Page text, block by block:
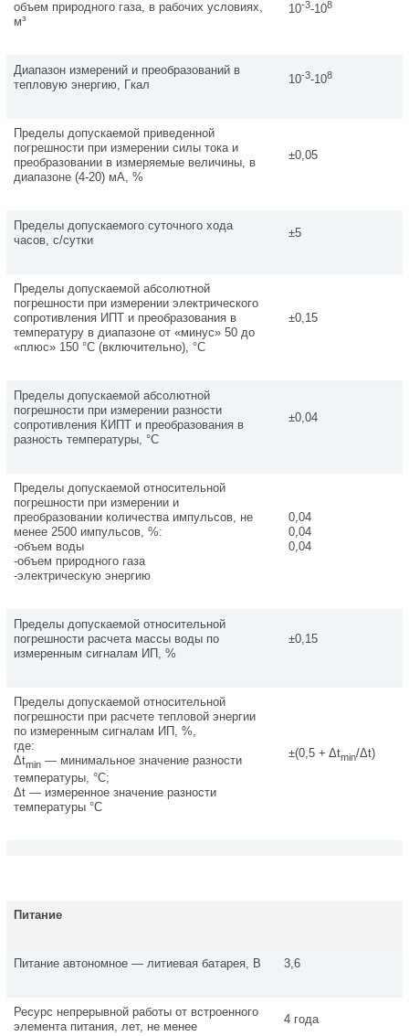
объем природного газа, в рабочих условиях,
м³
10-3-108
Диапазон измерений и преобразований в
тепловую энергию, Гкал
10-3-108
Пределы допускаемой приведенной
погрешности при измерении силы тока и
преобразовании в измеряемые величины, в
диапазоне (4-20) мА, %
±0,05
Пределы допускаемого суточного хода
часов, с/сутки
±5
Пределы допускаемой абсолютной
погрешности при измерении электрического
сопротивления ИПТ и преобразования в
температуру в диапазоне от «минус» 50 до
«плюс» 150 °С (включительно), °С
±0,15
Пределы допускаемой абсолютной
погрешности при измерении разности
сопротивления КИПТ и преобразования в
разность температуры, °С
±0,04
Пределы допускаемой относительной
погрешности при измерении и
преобразовании количества импульсов, не
менее 2500 импульсов, %:
-объем воды
-объем природного газа
-электрическую энергию
0,04
0,04
0,04
Пределы допускаемой относительной
погрешности расчета массы воды по
измеренным сигналам ИП, %
±0,15
Пределы допускаемой относительной
погрешности при расчете тепловой энергии
по измеренным сигналам ИП, %,
где:
Δtmin — минимальное значение разности
температуры, °С;
Δt — измеренное значение разности
температуры °С
±(0,5 + Δtmin/Δt)
Питание
Питание автономное — литиевая батарея, В 3,6
Ресурс непрерывной работы от встроенного
элемента питания, лет, не менее
4 года